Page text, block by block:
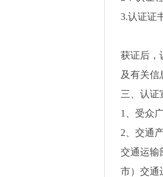
3.认证证
获证后，
及有关信
三、认证
1
、受众
2 、交通
交通运输
市）交通